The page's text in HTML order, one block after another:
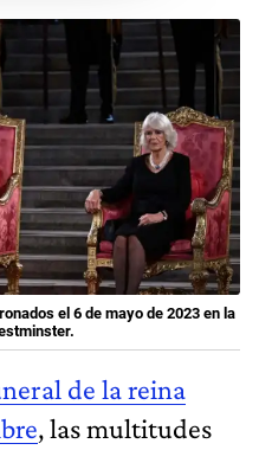
el 6 de mayo de 2023 en la
de la reina
, las multitudes